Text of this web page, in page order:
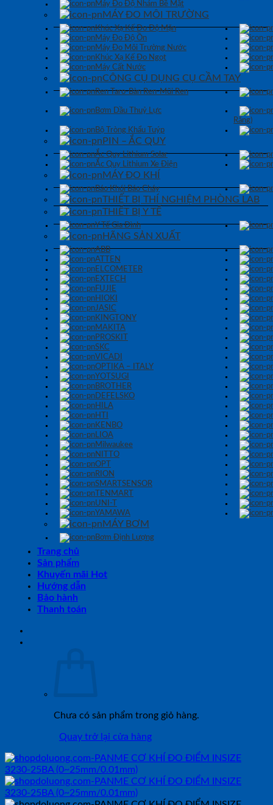
Máy Đo Độ Nhám Bề Mặt
MÁY ĐO MÔI TRƯỜNG
Khúc Xạ Kế Đo Độ Mặn
Máy Đo Độ Ồn
Máy Đo Môi Trường Nước
Khúc Xạ Kế Đo Ngọt
Máy Cất Nước
CÔNG CỤ DỤNG CỤ CẦM TAY
Ren Taro-Bàn Ren-Mũi Ren
Bơm Dầu Thuỷ Lực
Răng)
Bộ Tròng Khẩu Tuýp
PIN – ẮC QUY
Ắc Quy Lithium Solar
Ắc Quy Lithium Xe Điện
MÁY ĐO KHÍ
Báo Khói Báo Cháy
THIẾT BỊ THÍ NGHIỆM PHÒNG LAB
THIẾT BỊ Y TẾ
Y Tế Gia Đình
HÃNG SẢN XUẤT
ABB
ATTEN
ELCOMETER
EXTECH
FUJIE
HIOKI
JASIC
KINGTONY
MAKITA
PROSKIT
SKC
VICADI
OPTIKA – ITALY
YOTSUGI
BROTHER
DEFELSKO
HILA
HTI
KENBO
LIOA
Milwaukee
NITTO
OPT
RION
SMARTSENSOR
TENMART
UNI-T
YAMAWA
MÁY BƠM
Bơm Định Lượng
Trang chủ
Sản phẩm
Khuyến mãi Hot
Hướng dẫn
Bảo hành
Thanh toán
Chưa có sản phẩm trong giỏ hàng.
Quay trở lại cửa hàng